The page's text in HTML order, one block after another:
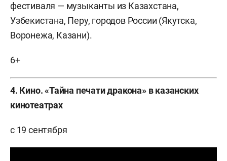
фестиваля — музыканты из Казахстана,
Узбекистана, Перу, городов России (Якутска,
Воронежа, Казани).
6+
4. Кино. «Тайна печати дракона» в казанских
кинотеатрах
с 19 сентября